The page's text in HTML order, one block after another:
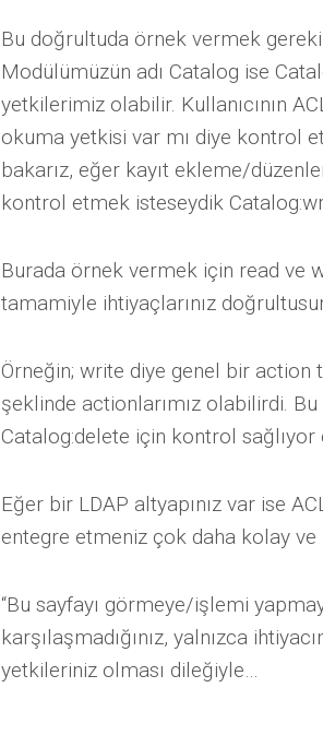
Bu doğrultuda örnek vermek
Modülümüzün adı Catalog ise
yetkilerimiz olabilir. Kullanıcının
okuma yetkisi var mı diye kontrol
bakarız, eğer kayıt ekleme/
kontrol etmek isteseydik
Burada örnek vermek için read ve
tamamiyle ihtiyaçlarınız
Örneğin; write diye genel bir action
şeklinde actionlarımız olabilirdi.
Catalog:delete için kontrol sağlıyor
Eğer bir LDAP altyapınız var ise
entegre etmeniz çok daha kolay ve
“Bu sayfayı görmeye/işlemi
karşılaşmadığınız, yalnızca
yetkileriniz olması dileğiyle…